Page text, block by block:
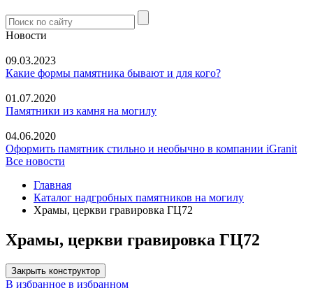
Новости
09.03.2023
Какие формы памятника бывают и для кого?
01.07.2020
Памятники из камня на могилу
04.06.2020
Оформить памятник стильно и необычно в компании iGranit
Все новости
Главная
Каталог надгробных памятников на могилу
Храмы, церкви гравировка ГЦ72
Храмы, церкви гравировка ГЦ72
Закрыть конструктор
В избранное в избранном